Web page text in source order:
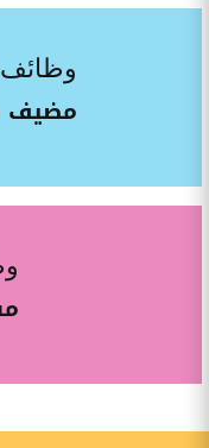
وظائف
مضيف